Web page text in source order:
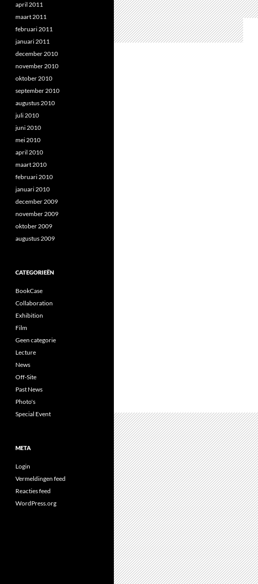
april 2011
maart 2011
februari 2011
januari 2011
december 2010
november 2010
oktober 2010
september 2010
augustus 2010
juli 2010
juni 2010
mei 2010
april 2010
maart 2010
februari 2010
januari 2010
december 2009
november 2009
oktober 2009
augustus 2009
CATEGORIEËN
BookCase
Collaboration
Exhibition
Film
Geen categorie
Lecture
News
Off-Site
Past News
Photo's
Special Event
META
Login
Vermeldingen feed
Reacties feed
WordPress.org